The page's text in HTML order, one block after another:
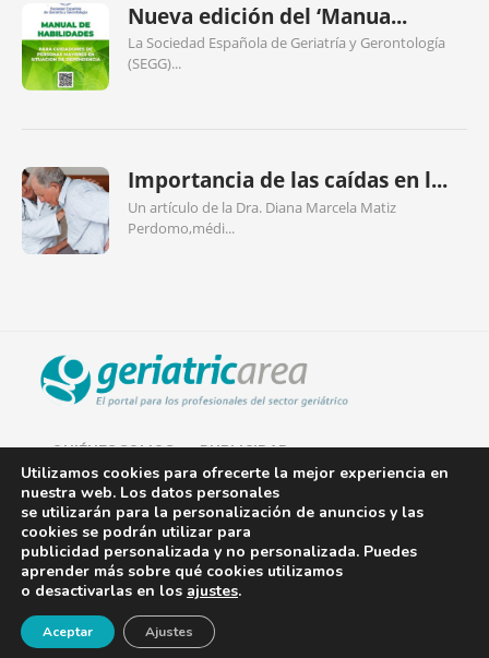
Nueva edición del ‘Manua...
La Sociedad Española de Geriatría y Gerontología
(SEGG)...
Importancia de las caídas en l...
Un artículo de la Dra. Diana Marcela Matiz
Perdomo,médi...
QUIÉNES SOMOS PUBLICIDAD
AVISO LEGAL
POLÍTICA DE COOKIES
POLÍTICA DE PRIVACIDAD
CONTACTO¡Newsletter!
Utilizamos cookies para ofrecerte la mejor experiencia en
nuestra web. Los datos personales
se utilizarán para la personalización de anuncios y las
cookies se podrán utilizar para
publicidad personalizada y no personalizada. Puedes
aprender más sobre qué cookies utilizamos
o desactivarlas en los ajustes.
Aceptar Ajustes